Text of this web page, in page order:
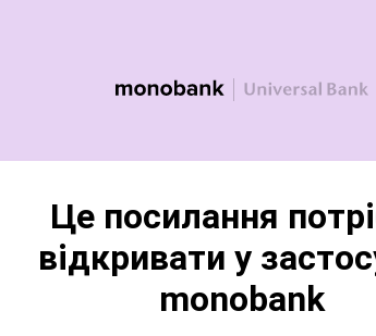
Це посилання
відкривати у
monobank